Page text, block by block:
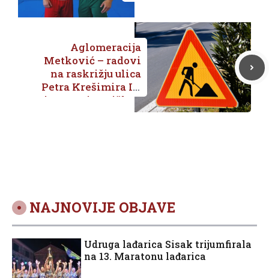
Aglomeracija
Metković – radovi
na raskrižju ulica
Petra Krešimira IV
i Sv Fanje Asiškog
/ put za Bijeli Vir
NAJNOVIJE OBJAVE
Udruga lađarica Sisak trijumfirala
na 13. Maratonu lađarica